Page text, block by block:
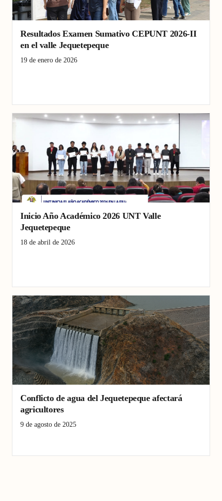
Resultados Examen Sumativo CEPUNT 2026-II
en el valle Jequetepeque
19 de enero de 2026
Inicio Año Académico 2026 UNT Valle
Jequetepeque
18 de abril de 2026
Conflicto de agua del Jequetepeque afectará
agricultores
9 de agosto de 2025